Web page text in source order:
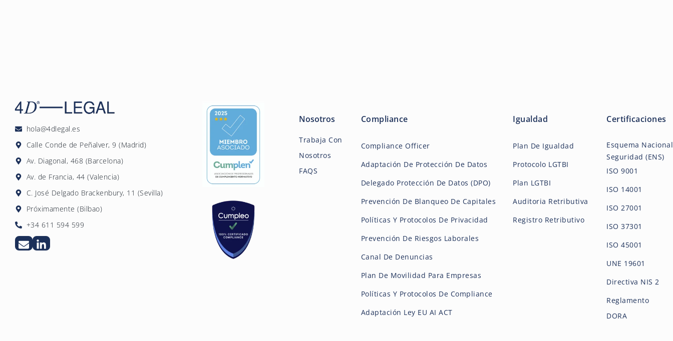
hola@4dlegal.es
Calle Conde de Peñalver, 9 (Madrid)
Av. Diagonal, 468 (Barcelona)
Av. de Francia, 44 (Valencia)
C. José Delgado Brackenbury, 11 (Sevilla)
Próximamente (Bilbao)
+34 611 594 599
Nosotros
Trabaja Con
Nosotros
FAQS
Compliance
Compliance Officer
Adaptación De Protección De Datos
Delegado Protección De Datos (DPO)
Prevención De Blanqueo De Capitales
Políticas Y Protocolos De Privacidad
Prevención De Riesgos Laborales
Canal De Denuncias
Plan De Movilidad Para Empresas
Políticas Y Protocolos De Compliance
Adaptación Ley EU AI ACT
Igualdad
Plan De Igualdad
Protocolo LGTBI
Plan LGTBI
Auditoria Retributiva
Registro Retributivo
Certificaciones
Esquema
Seguridad (ENS)
ISO 9001
ISO 14001
ISO 27001
ISO 37301
ISO 45001
UNE 19601
Directiva NIS 2
Reglamento
DORA